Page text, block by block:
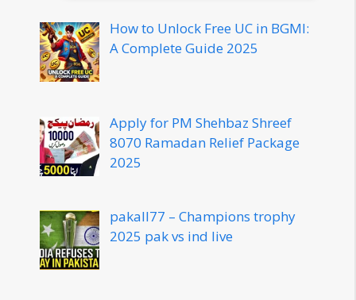
How to Unlock Free UC in BGMI:
A Complete Guide 2025
Apply for PM Shehbaz Shreef
8070 Ramadan Relief Package
2025
pakall77 – Champions trophy
2025 pak vs ind live